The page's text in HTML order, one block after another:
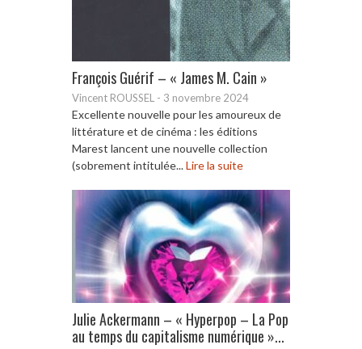
François Guérif – « James M. Cain »
Vincent ROUSSEL - 3 novembre 2024
Excellente nouvelle pour les amoureux de
littérature et de cinéma : les éditions
Marest lancent une nouvelle collection
(sobrement intitulée...Lire la suite
Julie Ackermann – « Hyperpop – La Pop
au temps du capitalisme numérique »...